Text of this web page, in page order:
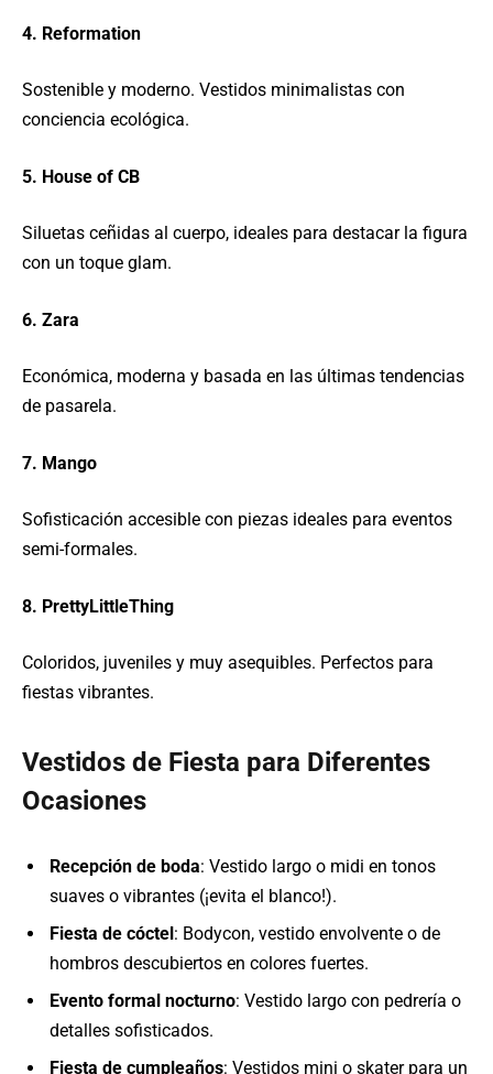
4. Reformation
Sostenible y moderno. Vestidos minimalistas con
conciencia ecológica.
5. House of CB
Siluetas ceñidas al cuerpo, ideales para destacar la figura
con un toque glam.
6. Zara
Económica, moderna y basada en las últimas tendencias
de pasarela.
7. Mango
Sofisticación accesible con piezas ideales para eventos
semi-formales.
8. PrettyLittleThing
Coloridos, juveniles y muy asequibles. Perfectos para
fiestas vibrantes.
Vestidos de Fiesta para Diferentes
Ocasiones
Recepción de boda: Vestido largo o midi en tonos
suaves o vibrantes (¡evita el blanco!).
Fiesta de cóctel : Bodycon, vestido envolvente o de
hombros descubiertos en colores fuertes.
Evento formal nocturno: Vestido largo con pedrería o
detalles sofisticados.
Fiesta de cumpleaños: Vestidos mini o skater para un